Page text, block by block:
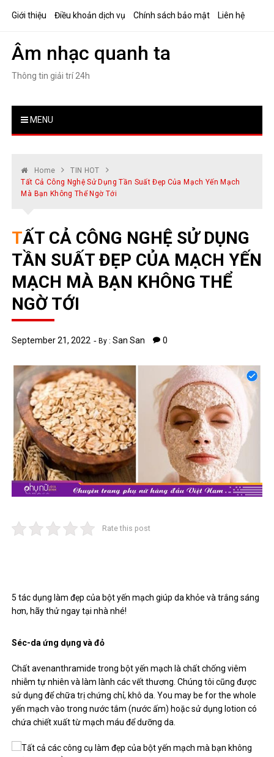
Giới thiệu Điều khoản dịch vụ Chính sách bảo mật Liên hệ
Âm nhạc quanh ta
Thông tin giải trí 24h
MENU
Home
TIN HOT
Tất Cả Công Nghệ Sử Dụng Tần Suất Đẹp Của Mạch Yến Mạch
Mà Bạn Không Thể Ngờ Tới
TẤT CẢ CÔNG NGHỆ SỬ DỤNG
TẦN SUẤT ĐẸP CỦA MẠCH YẾN
MẠCH MÀ BẠN KHÔNG THỂ
NGỜ TỚI
September 21, 2022 By :San San 0
Rate this post
5 tác dụng làm đẹp của bột yến mạch giúp da khỏe và trắng sáng
hơn, hãy thử ngay tại nhà nhé!
Séc-da ứng dụng và đỏ
Chất avenanthramide trong bột yến mạch là chất chống viêm
nhiễm tự nhiên và làm lành các vết thương. Chúng tôi cũng được
sử dụng để chữa trị chứng chỉ, khô da. You may be for the whole
yến mạch vào trong nước tắm (nước ấm) hoặc sử dụng lotion có
chứa chiết xuất từ ​​mạch máu để dưỡng da.